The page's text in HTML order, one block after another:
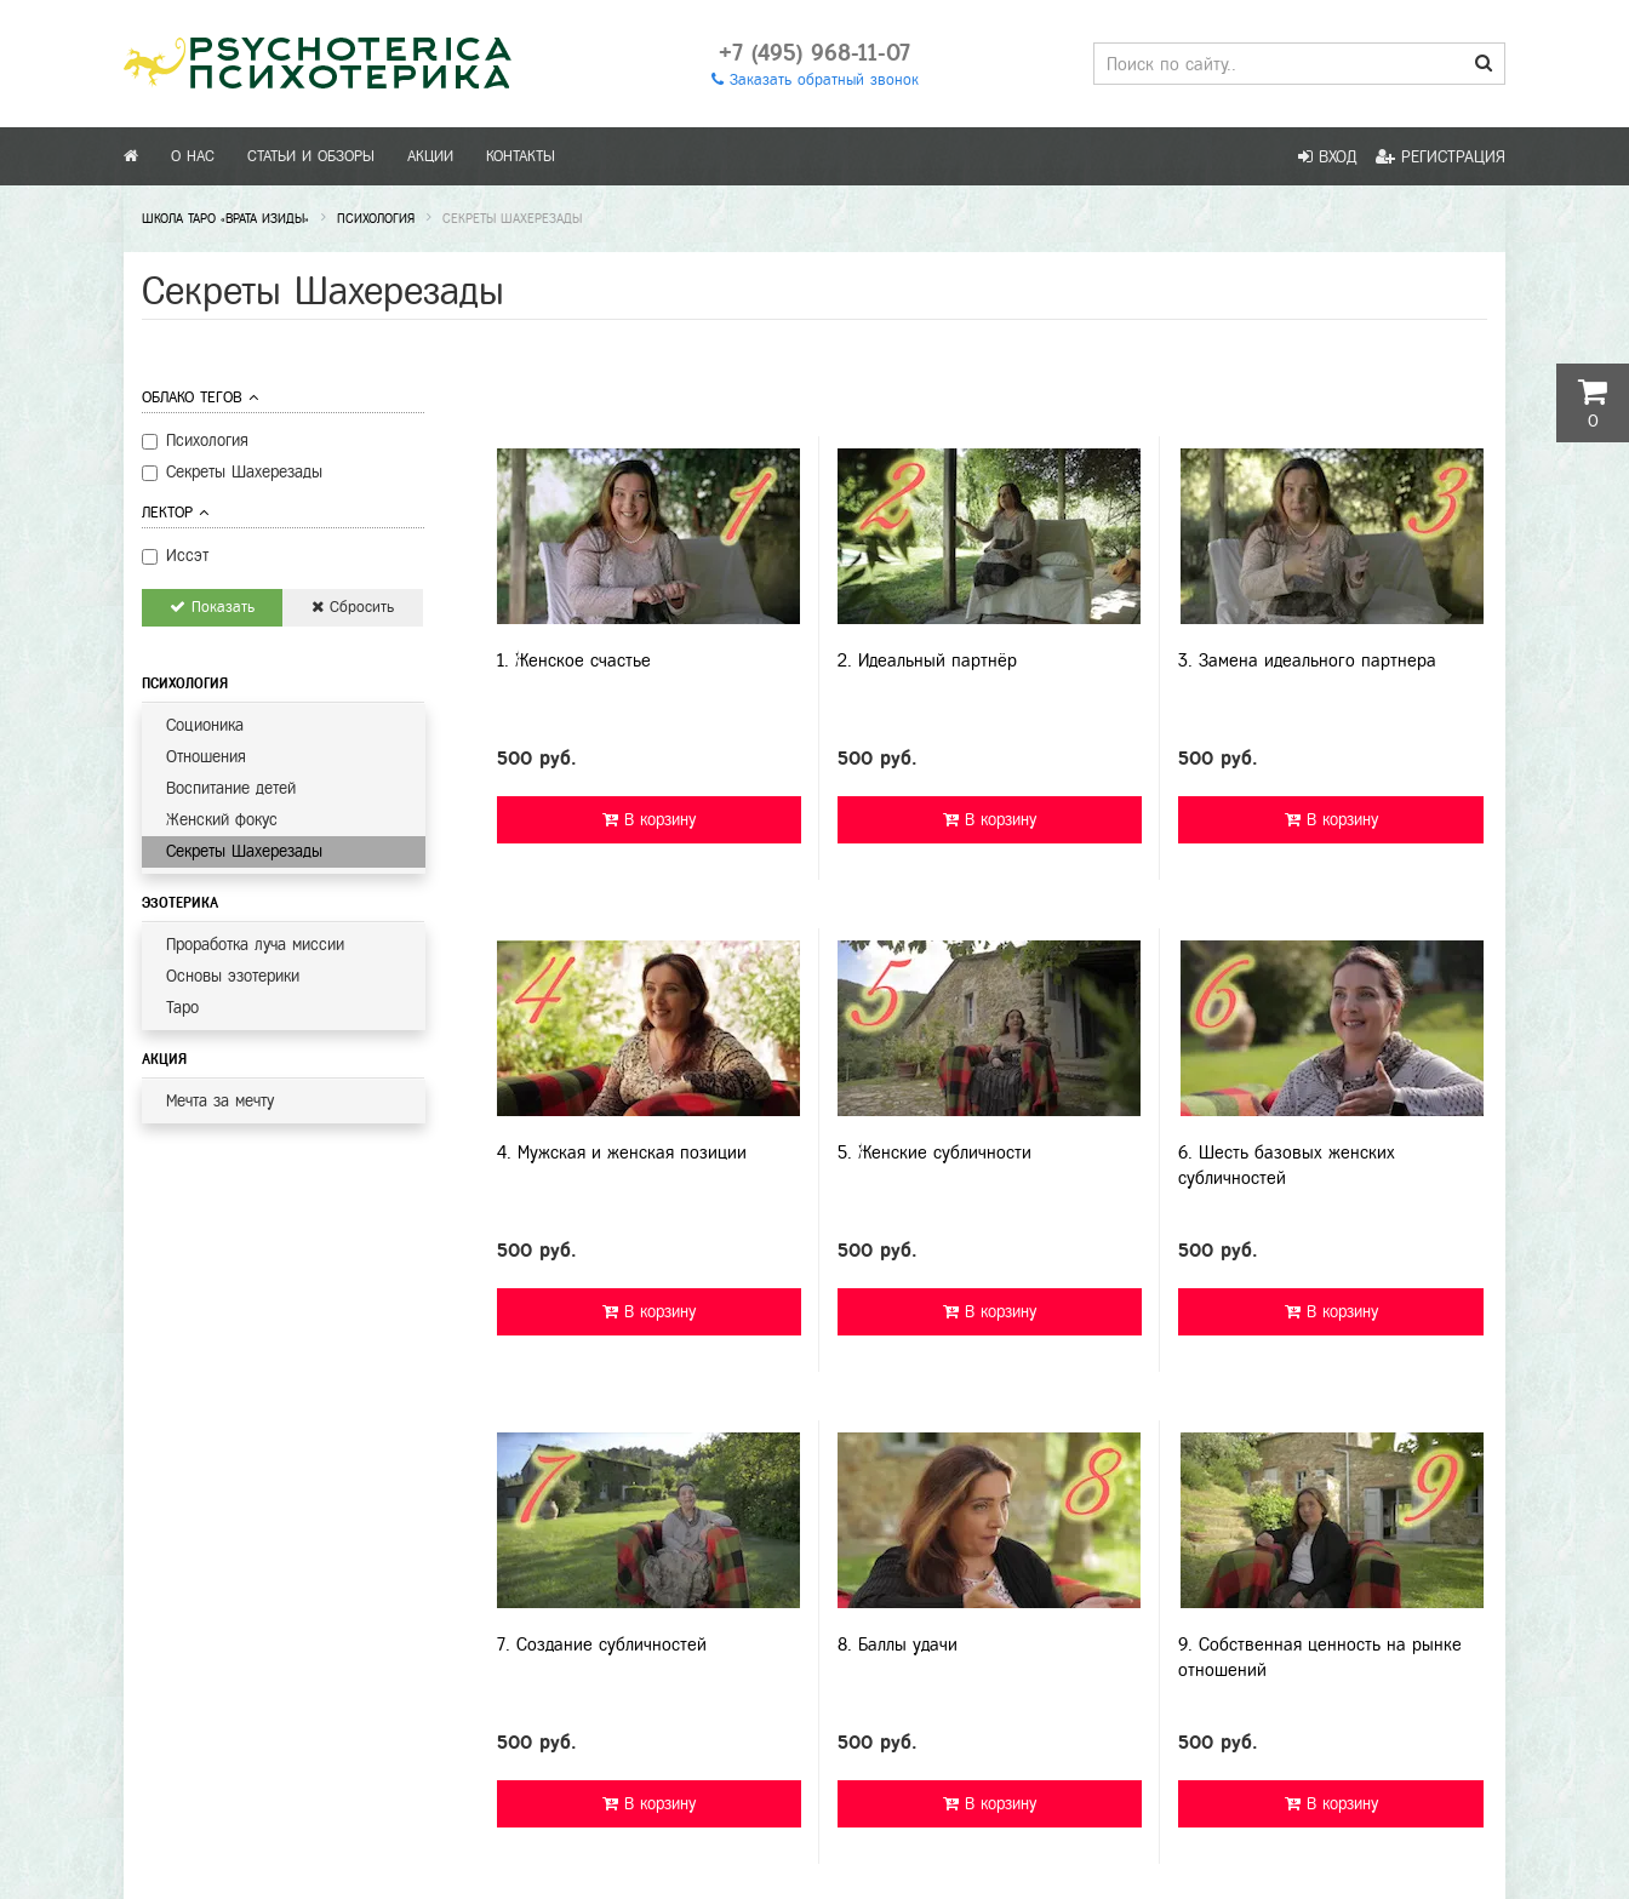
+7 (495) 968-11-07
Заказать обратный звонок
О НАС СТАТЬИ И ОБЗОРЫ АКЦИИ КОНТАКТЫ ВХОД РЕГИСТРАЦИЯ
ШКОЛА ТАРО «ВРАТА ИЗИДЫ» ПСИХОЛОГИЯ СЕКРЕТЫ ШАХЕРЕЗАДЫ
Секреты Шахерезады
ОБЛАКО ТЕГОВ
Психология
Секреты Шахерезады
ЛЕКТОР
Иссэт
Показать Сбросить
ПСИХОЛОГИЯ
Соционика
Отношения
Воспитание детей
Женский фокус
Секреты Шахерезады
ЭЗОТЕРИКА
Проработка луча миссии
Основы эзотерики
Таро
АКЦИЯ
Мечта за мечту
1. Женское счастье
500 руб.
В корзину
2. Идеальный партнёр
500 руб.
В корзину
3. Замена идеального партнера
500 руб.
В корзину
4. Мужская и женская позиции
500 руб.
В корзину
5. Женские субличности
500 руб.
В корзину
6. Шесть базовых женских
субличностей
500 руб.
В корзину
7. Создание субличностей
500 руб.
В корзину
8. Баллы удачи
500 руб.
В корзину
9. Собственная ценность на рынке
отношений
500 руб.
В корзину
0